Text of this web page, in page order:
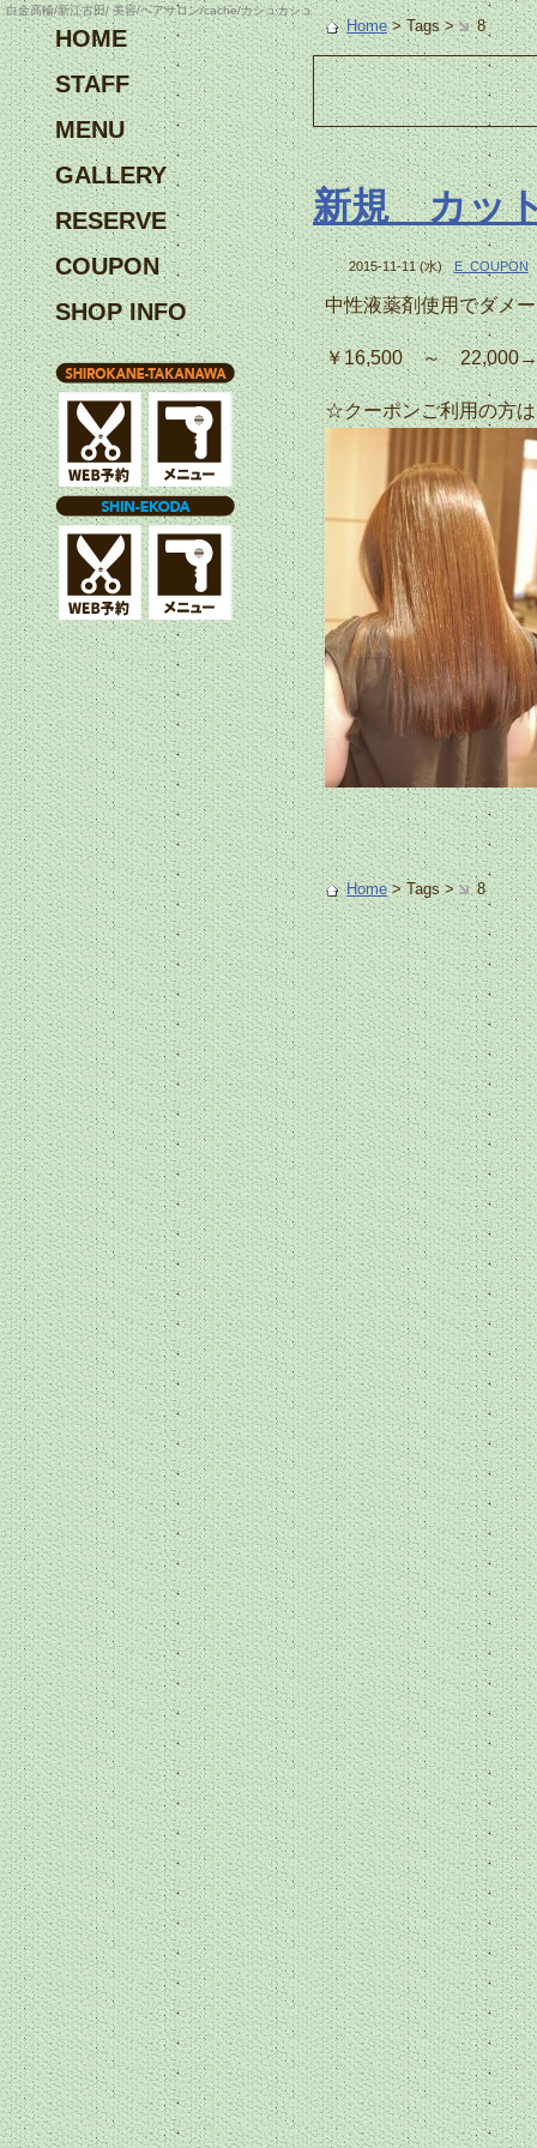
白金高輪/新江古田/ 美容/ヘアサロン/cache/カシュカシュ
Home> Tags > 8
新規 カッ
2015-11-11 (水) E_COUPON
中性液薬剤使用でダメ
￥16,500 ～ 22,000→
☆クーポンご利用の方
Home> Tags > 8
HOME
STAFF
MENU
GALLERY
RESERVE
COUPON
SHOP INFO